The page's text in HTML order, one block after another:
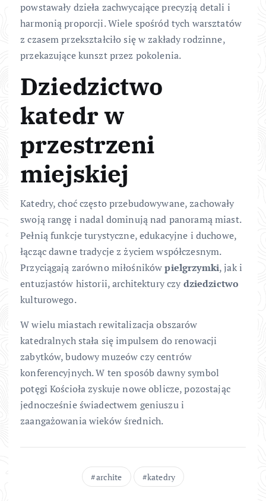
powstawały dzieła zachwycające precyzją detali i
harmonią proporcji. Wiele spośród tych warsztatów
z czasem przekształciło się w zakłady rodzinne,
przekazujące kunszt przez pokolenia.
Dziedzictwo
katedr w
przestrzeni
miejskiej
Katedry, choć często przebudowywane, zachowały
swoją rangę i nadal dominują nad panoramą miast.
Pełnią funkcje turystyczne, edukacyjne i duchowe,
łącząc dawne tradycje z życiem współczesnym.
Przyciągają zarówno miłośnikówpielgrzymki, jak i
entuzjastów historii, architektury czy dziedzictwo
kulturowego.
W wielu miastach rewitalizacja obszarów
katedralnych stała się impulsem do renowacji
zabytków, budowy muzeów czy centrów
konferencyjnych. W ten sposób dawny symbol
potęgi Kościoła zyskuje nowe oblicze, pozostając
jednocześnie świadectwem geniuszu i
zaangażowania wieków średnich.
archite katedry